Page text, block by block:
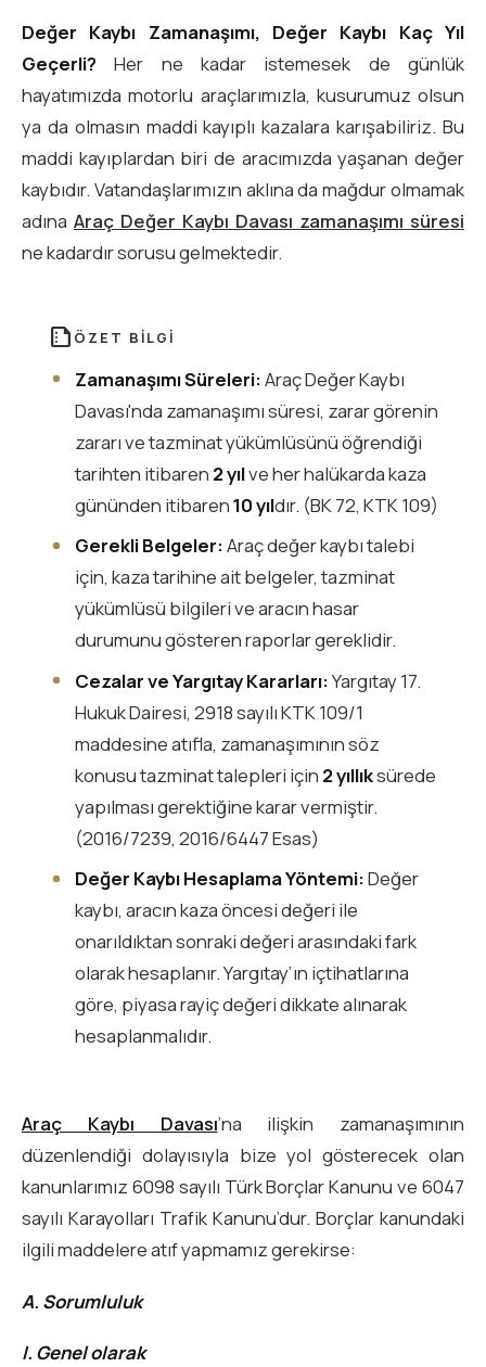
Değer Kaybı Zamanaşımı, Değer Kaybı Kaç Yıl
Geçerli? Her ne kadar istemesek de günlük
hayatımızda motorlu araçlarımızla, kusurumuz olsun
ya da olmasın maddi kayıplı kazalara karışabiliriz. Bu
maddi kayıplardan biri de aracımızda yaşanan değer
kaybıdır. Vatandaşlarımızın aklına da mağdur olmamak
adına Araç Değer Kaybı Davası zamanaşımı süresi
ne kadardır sorusu gelmektedir.
summarize ÖZET BILGI
Zamanaşımı Süreleri:Araç Değer Kaybı
Davası'nda zamanaşımı süresi, zarar görenin
zararı ve tazminat yükümlüsünü öğrendiği
tarihten itibaren 2 yılve her halükarda kaza
gününden itibaren10 yıldır. (BK 72, KTK 109)
Gerekli Belgeler:Araç değer kaybı talebi
için, kaza tarihine ait belgeler, tazminat
yükümlüsü bilgileri ve aracın hasar
durumunu gösteren raporlar gereklidir.
Cezalar ve Yargıtay Kararları:Yargıtay 17.
Hukuk Dairesi, 2918 sayılı KTK 109/1
maddesine atıfla, zamanaşımının söz
konusu tazminat talepleri için 2 yıllıksürede
yapılması gerektiğine karar vermiştir.
(2016/7239, 2016/6447 Esas)
Değer Kaybı Hesaplama Yöntemi:Değer
kaybı, aracın kaza öncesi değeri ile
onarıldıktan sonraki değeri arasındaki fark
olarak hesaplanır. Yargıtay’ın içtihatlarına
göre, piyasa rayiç değeri dikkate alınarak
hesaplanmalıdır.
Araç Kaybı Davası’na ilişkin zamanaşımının
düzenlendiği dolayısıyla bize yol gösterecek olan
kanunlarımız 6098 sayılı Türk Borçlar Kanunu ve 6047
sayılı Karayolları Trafik Kanunu’dur. Borçlar kanundaki
ilgili maddelere atıf yapmamız gerekirse:
A. Sorumluluk
I. Genel olarak